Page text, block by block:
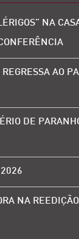
NA
AO
DE
2026
NA